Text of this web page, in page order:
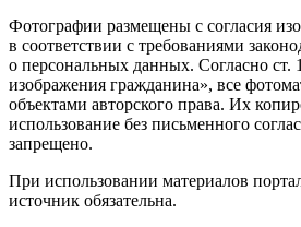
Фотографии размещены с согласия
в соответствии с требованиями
о персональных данных. Согласно
изображения гражданина», все
объектами авторского права. Их
использование без письменного
запрещено.
При использовании материалов
источник обязательна.